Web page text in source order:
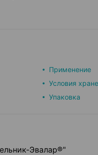
Применение
Условия
Упаковка
Эвалар®"